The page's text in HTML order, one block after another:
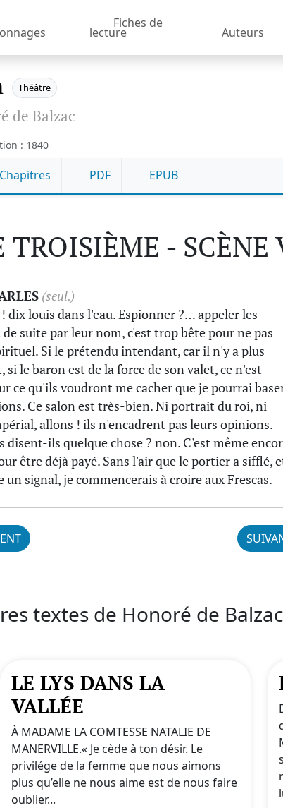
Fiches de
lecture Auteurs
Théâtre
de Balzac
: 1840
Chapitres PDF EPUB
TROISIÈME - SCÈNE
(seul.)
dix louis dans l'eau. Espionner ?… appeler les
suite par leur nom, c'est trop bête pour ne pas
Si le prétendu intendant, car il n'y a plus
le baron est de la force de son valet, ce n'est
ce qu'ils voudront me cacher que je pourrai
Ce salon est très-bien. Ni portrait du roi, ni
allons ! ils n'encadrent pas leurs opinions.
disent-ils quelque chose ? non. C'est même
être déjà payé. Sans l'air que le portier a sifflé,
signal, je commencerais à croire aux Frescas.
textes de Honoré de Balzac
LE LYS DANS LA
VALLÉE
À MADAME LA COMTESSE NATALIE DE
MANERVILLE.« Je cède à ton désir. Le
privilége de la femme que nous aimons
plus qu’elle ne nous aime est de nous faire
oublier...